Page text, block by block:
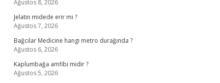
Ağustos 8, 2026
Jelatin midede erir mi ?
Ağustos 7, 2026
Bağcılar Medicine hangi metro durağında ?
Ağustos 6, 2026
Kaplumbağa amfibi midir ?
Ağustos 5, 2026